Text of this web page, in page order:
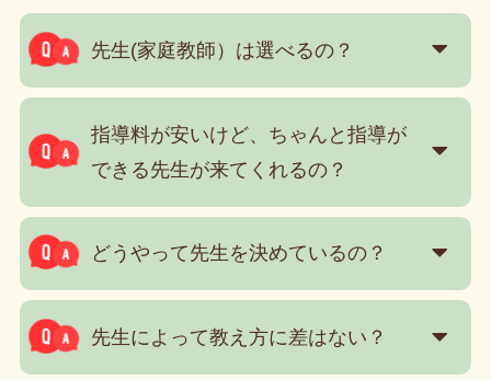
先生(家庭教師）は選べるの？
指導料が安いけど、ちゃんと指導が
できる先生が来てくれるの？
どうやって先生を決めているの？
先生によって教え方に差はない？